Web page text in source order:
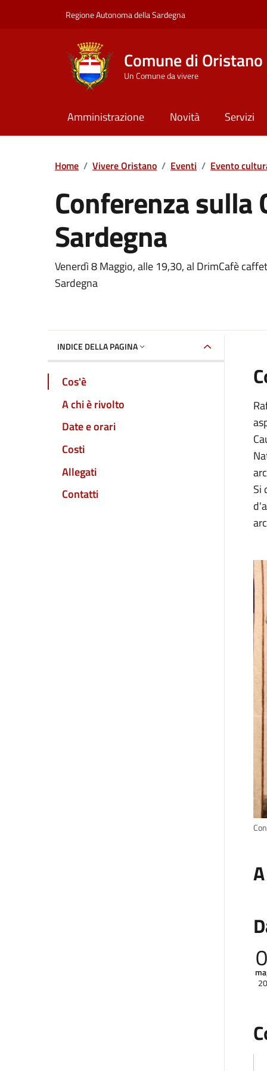
Regione Autonoma della Sardegna
Comune di Oristano
Un Comune da vivere
Amministrazione Novità Servizi
Home / Vivere Oristano / Eventi / Evento
Conferenza sulla
Sardegna
Dettaglio
Venerdì 8 Maggio, alle 19,30, al DrimCafè
Sardegna
INDICE DELLA PAGINA
Cos'è
A chi è rivolto
Date e orari
Costi
Allegati
Contatti
Si